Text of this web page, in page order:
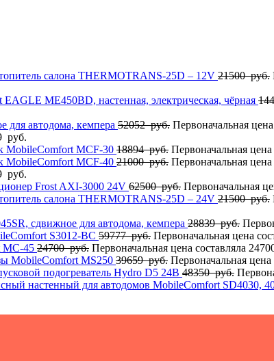
салона THERMOTRANS-25D – 12V 21500руб.
MЕ450BD, настенная, электрическая, чёрная
для автодома, кемпера 52052руб. Первоначальная
руб.
MobileComfort MCF-30 18894руб. Первоначальная
MobileComfort MCF-40 21000руб. Первоначальная
руб.
Frost AXI-3000 24V 62500руб. Первоначальная
салона THERMOTRANS-25D – 24V 21500руб.
сдвижное для автодома, кемпера 28839руб.
S3012-BC 59777руб. Первоначальная цена
MC-45 24700руб. Первоначальная цена составляла
MobileComfort MS250 39659руб. Первоначальная
подогреватель Hydro D5 24В 48350руб.
настенный для автодомов MobileComfort SD4030,